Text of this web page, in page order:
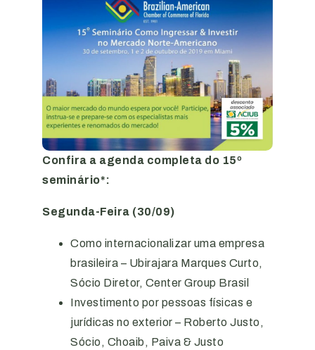
Confira a agenda completa do 15º
seminário*:
Segunda-Feira (30/09)
Como internacionalizar uma empresa
brasileira – Ubirajara Marques Curto,
Sócio Diretor, Center Group Brasil
Investimento por pessoas físicas e
jurídicas no exterior – Roberto Justo,
Sócio, Choaib, Paiva & Justo